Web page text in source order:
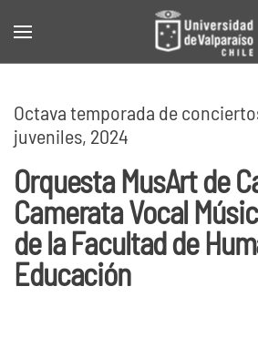
Skip to main content
Octava temporada de
juveniles, 2024
Orquesta MusArt de
Camerata Vocal
de la Facultad de
Educación